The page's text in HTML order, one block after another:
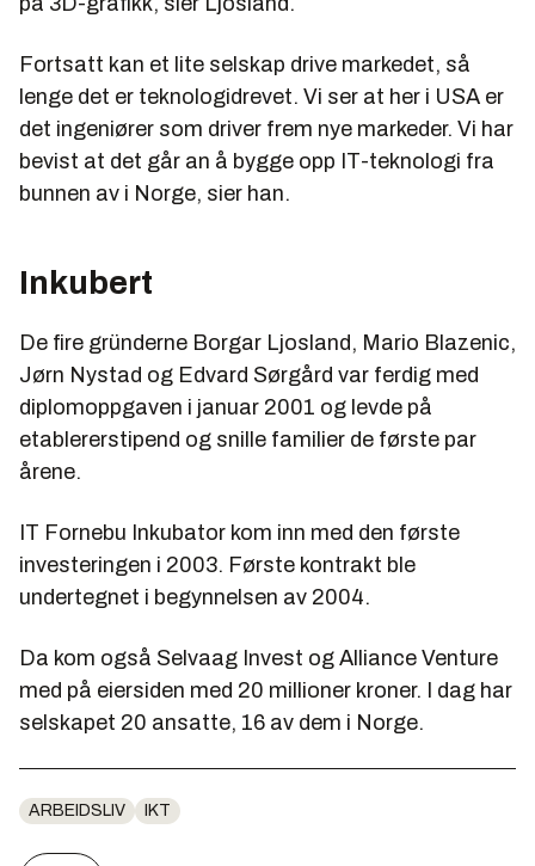
Fortsatt kan et lite selskap drive markedet, så
lenge det er teknologidrevet. Vi ser at her i USA er
det ingeniører som driver frem nye markeder. Vi har
bevist at det går an å bygge opp IT-teknologi fra
bunnen av i Norge, sier han.
Inkubert
De fire gründerne Borgar Ljosland, Mario Blazenic,
Jørn Nystad og Edvard Sørgård var ferdig med
diplomoppgaven i januar 2001 og levde på
etablererstipend og snille familier de første par
årene.
IT Fornebu Inkubator kom inn med den første
investeringen i 2003. Første kontrakt ble
undertegnet i begynnelsen av 2004.
Da kom også Selvaag Invest og Alliance Venture
med på eiersiden med 20 millioner kroner. I dag har
selskapet 20 ansatte, 16 av dem i Norge.
ARBEIDSLIV IKT